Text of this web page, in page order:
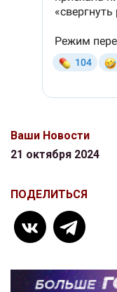
Ваши Новости
21 октября 2024
ПОДЕЛИТЬСЯ